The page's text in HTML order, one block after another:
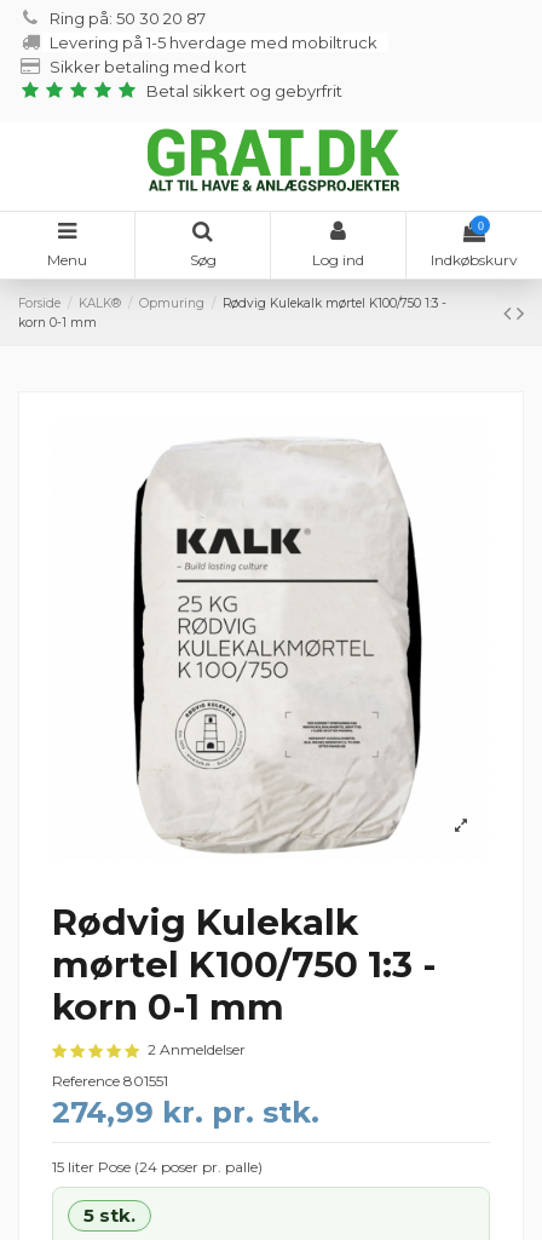
Ring på: 50 30 20 87
Levering på 1-5 hverdage med mobiltruck
Sikker betaling med kort
Betal sikkert og gebyrfrit
Menu Søg Log ind
0
Indkøbskurv
Forside KALK® Opmuring
Rødvig Kulekalk mørtel K100/750 1:3 -
korn 0-1 mm
Rødvig Kulekalk
mørtel K100/750 1:3 -
korn 0-1 mm
2 Anmeldelser
Reference 801551
274,99 kr. pr. stk.
15 liter Pose (24 poser pr. palle)
5 stk.